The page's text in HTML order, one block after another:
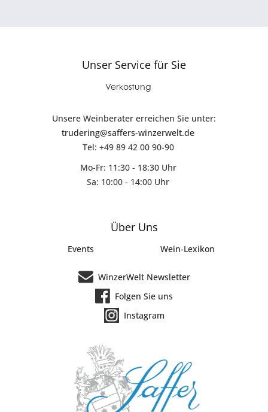
Unser Service für Sie
Verkostung
Unsere Weinberater erreichen Sie unter:
trudering@saffers-winzerwelt.de
Tel: +49 89 42 00 90-90
Mo-Fr: 11:30 - 18:30 Uhr
Sa: 10:00 - 14:00 Uhr
Über Uns
Events Wein-Lexikon
WinzerWelt Newsletter
Folgen Sie uns
Instagram